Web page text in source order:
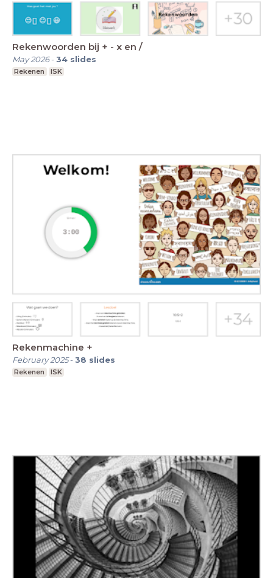
Rekenwoorden bij + - x en /
May 2026-34 slides
Rekenen ISK
Rekenmachine +
February 2025-38 slides
Rekenen ISK